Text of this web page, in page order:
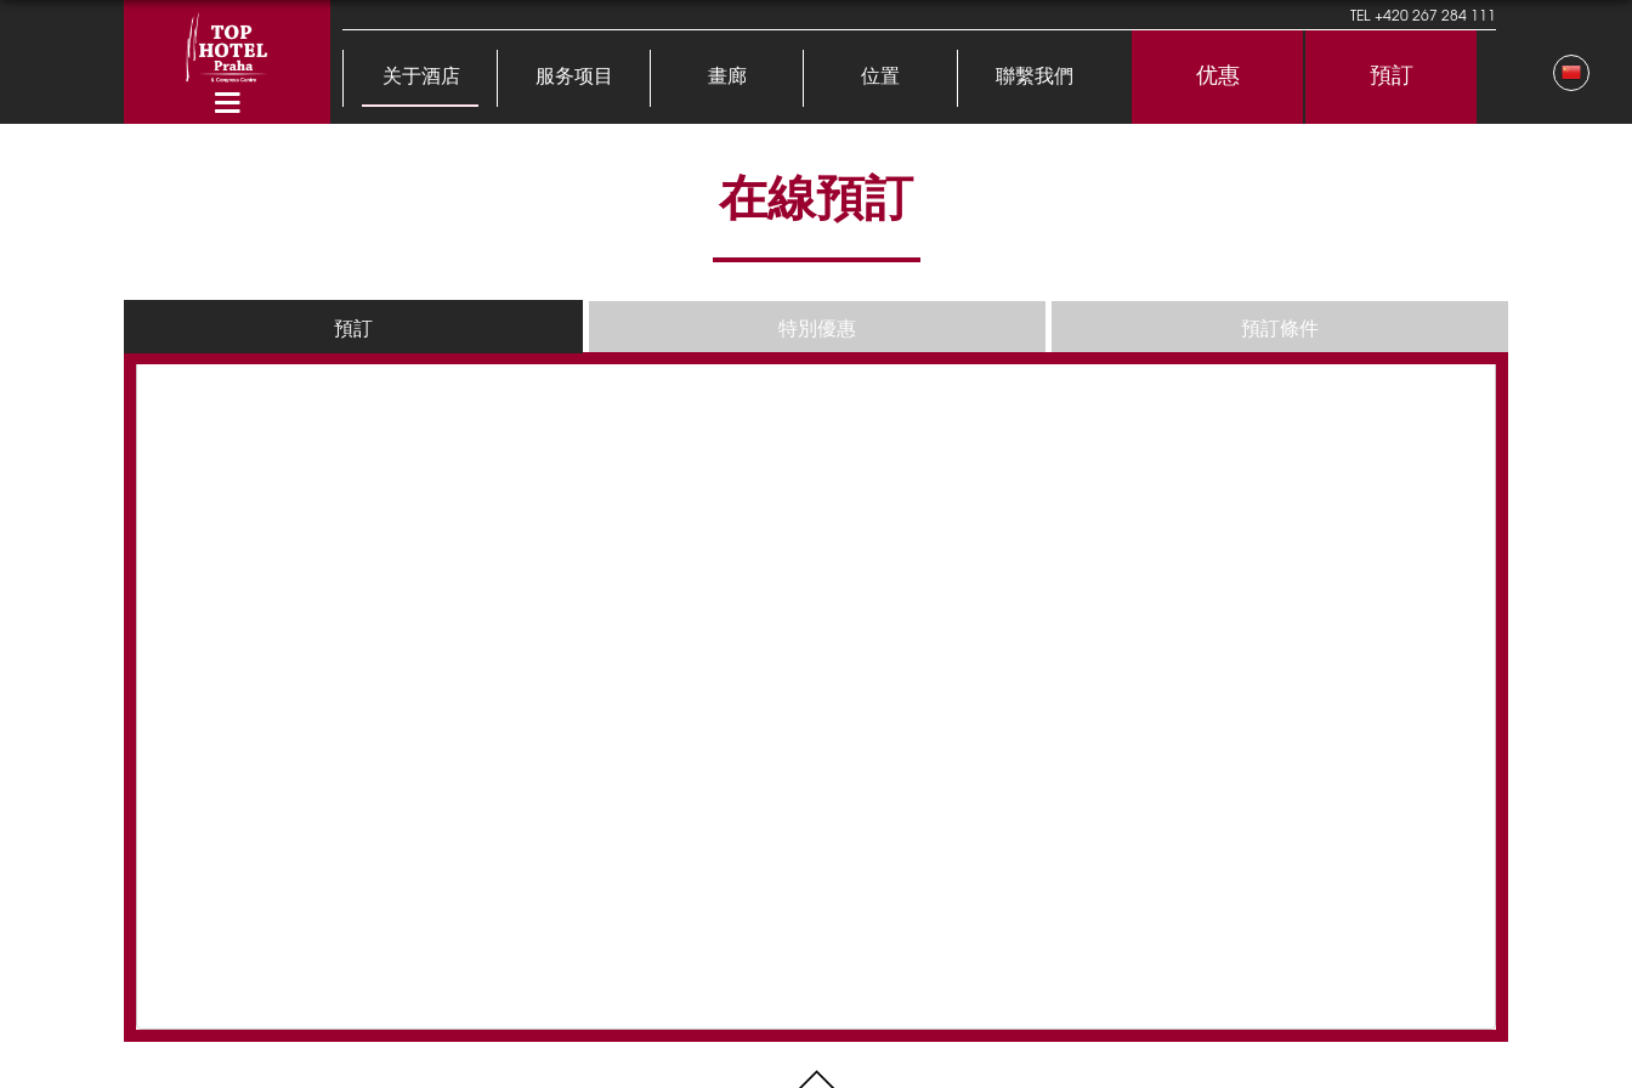
TEL+420 267 284 111
关于酒店 服务项目 畫廊 位置 聯繫我們 优惠 預訂
在線預訂
預訂 特別優惠 預訂條件